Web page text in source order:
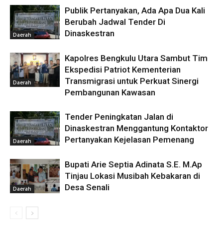
Daerah
Publik Pertanyakan, Ada Apa Dua Kali
Berubah Jadwal Tender Di
Dinaskestran
Daerah
Kapolres Bengkulu Utara Sambut Tim
Ekspedisi Patriot Kementerian
Transmigrasi untuk Perkuat Sinergi
Pembangunan Kawasan
Daerah
Tender Peningkatan Jalan di
Dinaskestran Menggantung Kontaktor
Pertanyakan Kejelasan Pemenang
Daerah
Bupati Arie Septia Adinata S.E. M.Ap
Tinjau Lokasi Musibah Kebakaran di
Desa Senali